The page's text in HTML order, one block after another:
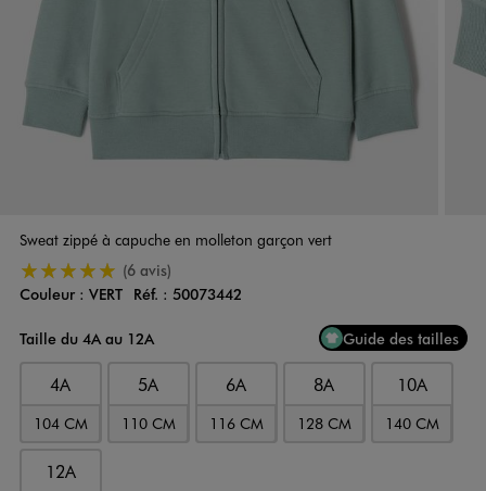
Sweat zippé à capuche en molleton garçon vert
5/5 de moyenne(6 avis)
Couleur
Couleur : VERT Réf. : 50073442
Taille du 4A au 12A
Guide des tailles
4A
104 CM
5A
110 CM
6A
116 CM
8A
128 CM
10A
140 CM
12A